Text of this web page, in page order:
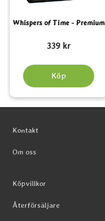
Whispers of Time - Premium
Art. nr 6563339 kr
Köp
Kontakt
Om oss
Köpvillkor
Återförsäljare